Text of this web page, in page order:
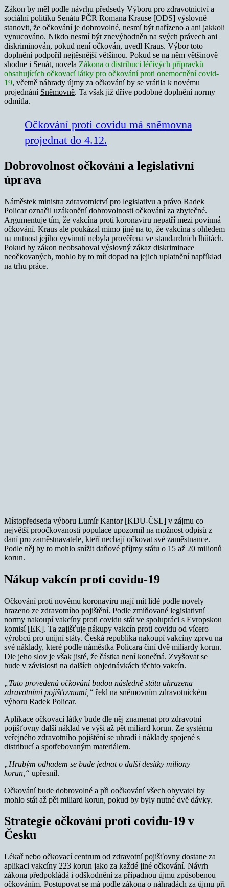
Zákon by měl podle návrhu předsedy Výboru pro zdravotnictví a
sociální politiku Senátu PČR Romana Krause [ODS] výslovně
stanovit, že očkování je dobrovolné, nesmí být nařízeno a ani jakkoli
vynucováno. Nikdo nesmí být znevýhodněn na svých právech ani
diskriminován, pokud není očkován, uvedl Kraus. Výbor toto
doplnění podpořil nejtěsnější většinou. Pokud se na něm většinově
shodne i Senát, novela Zákona o distribuci léčivých přípravků
obsahujících očkovací látky pro očkování proti onemocnění covid-
19, včetně náhrady újmy za očkování by se vrátila k novému
projednání Sněmovně. Ta však již dříve podobné doplnění normy
odmítla.
Očkování proti covidu má sněmovna
projednat do 4.12.
Dobrovolnost očkování a legislativní
úprava
Náměstek ministra zdravotnictví pro legislativu a právo Radek
Policar označil uzákonění dobrovolnosti očkování za zbytečné.
Argumentuje tím, že vakcína proti koronaviru nepatří mezi povinná
očkování. Kraus ale poukázal mimo jiné na to, že vakcína s ohledem
na nutnost jejího vyvinutí nebyla prověřena ve standardních lhůtách.
Pokud by zákon neobsahoval výslovný zákaz diskriminace
neočkovaných, mohlo by to mít dopad na jejich uplatnění například
na trhu práce.
Místopředseda výboru Lumír Kantor [KDU-ČSL] v zájmu co
největší proočkovanosti populace upozornil na možnost odpisů z
daní pro zaměstnavatele, kteří nechají očkovat své zaměstnance.
Podle něj by to mohlo snížit daňové příjmy státu o 15 až 20 milionů
korun.
Nákup vakcín proti covidu-19
Očkování proti novému koronaviru mají mít lidé podle novely
hrazeno ze zdravotního pojištění. Podle zmiňované legislativní
normy nakoupí vakcíny proti covidu stát ve spolupráci s Evropskou
komisí [EK]. Ta zajišťuje nákupy vakcín proti covidu od vícero
výrobců pro unijní státy. Česká republika nakoupí vakcíny zprvu na
své náklady, které podle náměstka Policara činí dvě miliardy korun.
Dle jeho slov je však jisté, že částka není konečná. Zvyšovat se
bude v závislosti na dalších objednávkách těchto vakcín.
„Tato provedená očkování budou následně státu uhrazena
zdravotními pojišťovnami,“ řekl na sněmovním zdravotnickém
výboru Radek Policar.
Aplikace očkovací látky bude dle něj znamenat pro zdravotní
pojišťovny další náklad ve výši až pět miliard korun. Ze systému
veřejného zdravotního pojištění se uhradí i náklady spojené s
distribucí a spotřebovaným materiálem.
„Hrubým odhadem se bude jednat o další desítky miliony
korun,“ upřesnil.
Očkování bude dobrovolné a při oočkování všech obyvatel by
mohlo stát až pět miliard korun, pokud by byly nutné dvě dávky.
Strategie očkování proti covidu-19 v
Česku
Lékař nebo očkovací centrum od zdravotní pojišťovny dostane za
aplikaci vakcíny 223 korun jako za každé jiné očkování. Návrh
zákona předpokládá i odškodnění za případnou újmu způsobenou
očkováním. Postupovat se má podle zákona o náhradách za újmu při